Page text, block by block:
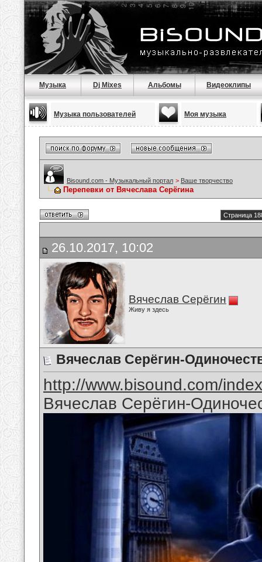
Музыка Dj Mixes Альбомы Видеоклипы
Музыка пользователей Моя музыка
Bisound.com - Музыкальный портал > Ваше творчество
Перепевки от Вячеслава Серёгина
Страница
26.10.2017, 10:02
Вячеслав Серёгин
Живу я здесь
Вячеслав Серёгин-
http://www.bisound.com/
Вячеслав Серёгин-